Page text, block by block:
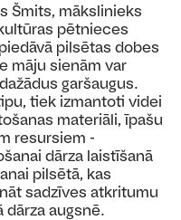
Šmits, mākslinieks
pētnieces
pilsētas dobes
māju sienām var
garšaugus.
tiek izmantoti videi
materiāli, īpašu
resursiem -
dārza laistīšanā
pilsētā, kas
sadzīves atkritumu
augsnē.